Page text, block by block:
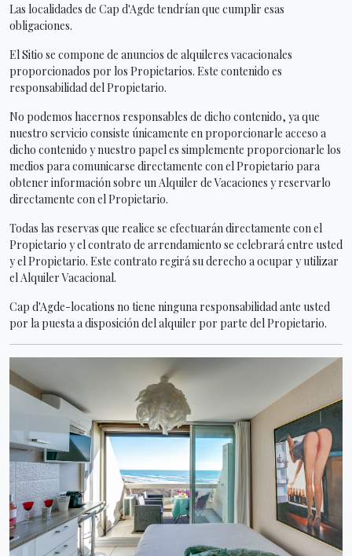
Las localidades de Cap d'Agde tendrían que cumplir esas
obligaciones.
El Sitio se compone de anuncios de alquileres vacacionales
proporcionados por los Propietarios. Este contenido es
responsabilidad del Propietario.
No podemos hacernos responsables de dicho contenido, ya que
nuestro servicio consiste únicamente en proporcionarle acceso a
dicho contenido y nuestro papel es simplemente proporcionarle los
medios para comunicarse directamente con el Propietario para
obtener información sobre un Alquiler de Vacaciones y reservarlo
directamente con el Propietario.
Todas las reservas que realice se efectuarán directamente con el
Propietario y el contrato de arrendamiento se celebrará entre usted
y el Propietario. Este contrato regirá su derecho a ocupar y utilizar
el Alquiler Vacacional.
Cap d'Agde-locations no tiene ninguna responsabilidad ante usted
por la puesta a disposición del alquiler por parte del Propietario.